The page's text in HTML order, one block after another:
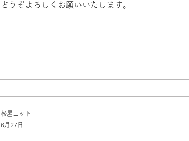
どうぞよろしくお願いいたします。
松屋ニット
6月27日